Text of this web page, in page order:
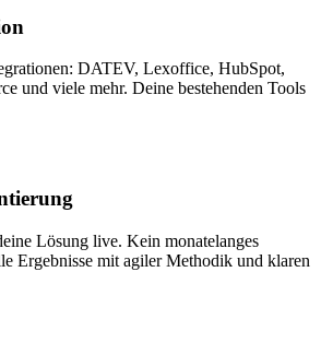
DATEV, Lexoffice, HubSpot,
und viele mehr. Deine bestehenden Tools
Lösung live. Kein monatelanges
Ergebnisse mit agiler Methodik und klaren